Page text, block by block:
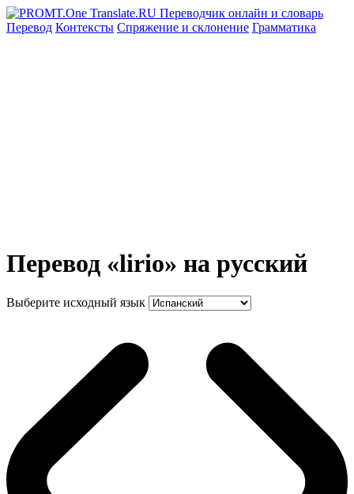
Перевод Контексты Спряжение и склонение Грамматика
Перевод «lirio» на русский
Выберите исходный язык